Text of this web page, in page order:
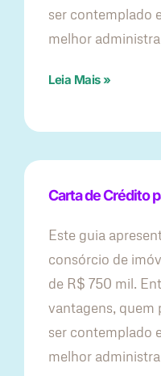
ser contemplado
melhor
Leia Mais »
Carta de Crédito
Este guia
consórcio de
de R$ 750 mil.
vantagens, quem
ser contemplado
melhor